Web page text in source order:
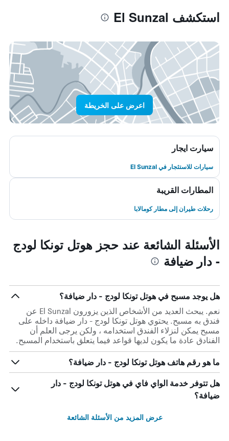
استكشف El Sunzal
اعرض على الخريطة
سيارت ايجار
سيارات للاستئجار في El Sunzal
المطارات القريبة
رحلات طيران إلى مطار كومالابا
الأسئلة الشائعة عند حجز هوتل تونكا لودج
- دار ضيافة
هل يوجد مسبح في هوتل تونكا لودج - دار ضيافة؟
نعم. يبحث العديد من الأشخاص الذين يزورون El Sunzal عن
فندق به مسبح. يحتوي هوتل تونكا لودج - دار ضيافة داخله على
مسبح يمكن لنزلاء الفندق استخدامه ، ولكن يرجى العلم أن
الفنادق عادة ما يكون لديها قواعد فيما يتعلق باستخدام المسبح.
ما هو رقم هاتف هوتل تونكا لودج - دار ضيافة؟
هل تتوفر خدمة الواي فاي في هوتل تونكا لودج - دار
ضيافة؟
عرض المزيد من الأسئلة الشائعة